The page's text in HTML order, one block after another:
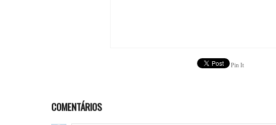
Pin It
COMENTÁRIOS